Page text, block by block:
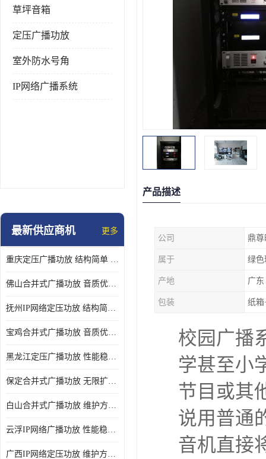
草坪音箱
定压广播功放
室外防水号角
IP网络广播系统
最新供应商机 更多
重庆定压广播功放 结构简单 传输距离远
佛山合并式广播功放 音质优美清晰 输出电压大 电流小
抚州IP网络定压功放 结构简单 多应用于公共场合
宝鸡合并式广播功放 音质优美清晰 维护方便
黑龙江定压广播功放 性能稳定 无限扩容
保定合并式广播功放 无限扩容 设计结构简单
白山合并式广播功放 维护方便 多应用于公共场合
云浮IP网络广播功放 性能稳定 设计结构简单
广西IP网络定压功放 维护方便 多应用于公共场合
产品描述
公司 鼎尊
属于 绿色
产地 广东
包装 纸箱
校园广播
学甚至小
节目或其
说用普通
音机直接